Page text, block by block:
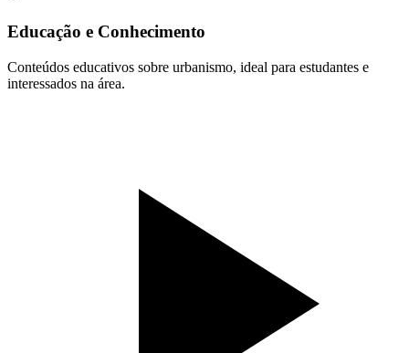
Educação e Conhecimento
Conteúdos educativos sobre urbanismo, ideal para estudantes e
interessados na área.